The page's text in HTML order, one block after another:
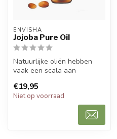
ENVISHA
Jojoba Pure Oil
Natuurlijke oliën hebben
vaak een scala aan
het haar, ...
€19,95
Niet op voorraad